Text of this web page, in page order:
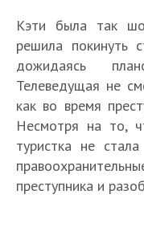
Кэти была так
решила покинуть
дожидаясь
Телеведущая не
как во время
Несмотря на то,
туристка не
преступника и